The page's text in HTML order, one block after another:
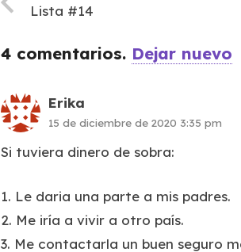
Lista #14
4 comentarios. Dejar nuevo
Erika
15 de diciembre de 2020 3:35 pm
Si tuviera dinero de sobra:
1. Le daria una parte a mis padres.
2. Me iría a vivir a otro país.
3. Me contactarla un buen seguro